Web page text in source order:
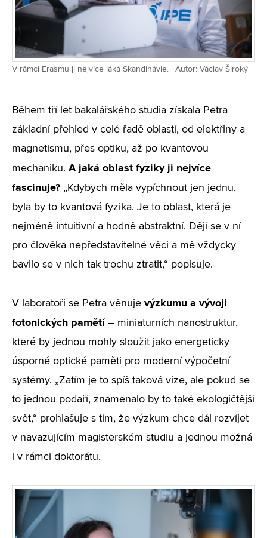
V rámci Erasmu ji nejvíce láká Skandinávie. | Autor: Václav Široký
Během tří let bakalářského studia získala Petra
základní přehled v celé řadě oblastí, od elektřiny a
magnetismu, přes optiku, až po kvantovou
mechaniku. A jaká oblast fyziky ji nejvíce
fascinuje? „Kdybych měla vypíchnout jen jednu,
byla by to kvantová fyzika. Je to oblast, která je
nejméně intuitivní a hodně abstraktní. Dějí se v ní
pro člověka nepředstavitelné věci a mě vždycky
bavilo se v nich tak trochu ztratit,“ popisuje.
V laboratoři se Petra věnuje výzkumu a vývoji
fotonických pamětí – miniaturních nanostruktur,
které by jednou mohly sloužit jako energeticky
úsporné optické paměti pro moderní výpočetní
systémy. „Zatím je to spíš taková vize, ale pokud se
to jednou podaří, znamenalo by to také ekologičtější
svět,“ prohlašuje s tím, že výzkum chce dál rozvíjet
v navazujícím magisterském studiu a jednou možná
i v rámci doktorátu.